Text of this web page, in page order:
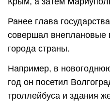
Ранее глава
совершал внеплановые
города страны.
Например, в
год он посетил
троллейбуса и здания